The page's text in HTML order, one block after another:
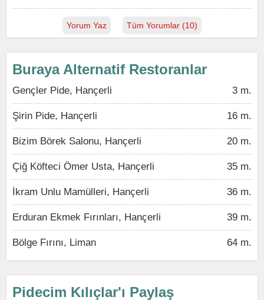
Yorum Yaz Tüm Yorumlar (10)
Buraya Alternatif Restoranlar
Gençler Pide, Hançerli 3 m.
Şirin Pide, Hançerli 16 m.
Bizim Börek Salonu, Hançerli 20 m.
Çiğ Köfteci Ömer Usta, Hançerli 35 m.
İkram Unlu Mamülleri, Hançerli 36 m.
Erduran Ekmek Fırınları, Hançerli 39 m.
Bölge Fırını, Liman 64 m.
Pidecim Kılıçlar'ı Paylaş